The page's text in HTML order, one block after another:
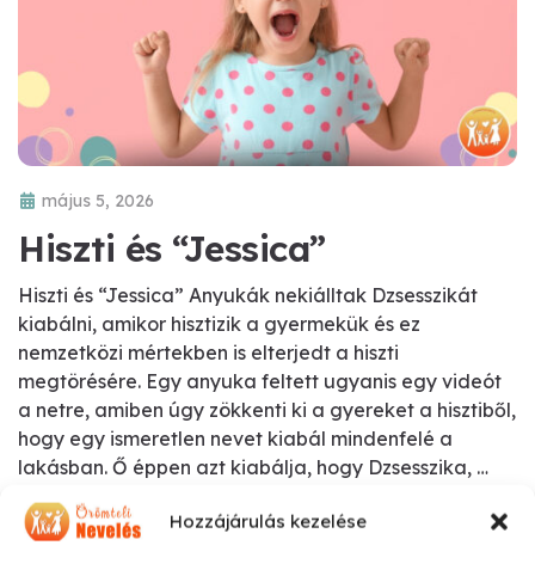
Hozzájárulás kezelése
május 5, 2026
Hiszti és “Jessica”
Hiszti és “Jessica” Anyukák nekiálltak Dzsesszikát
kiabálni, amikor hisztizik a gyermekük és ez
nemzetközi mértekben is elterjedt a hiszti
megtörésére. Egy anyuka feltett ugyanis egy videót
a netre, amiben úgy zökkenti ki a gyereket a hisztiből,
hogy egy ismeretlen nevet kiabál mindenfelé a
lakásban. Ő éppen azt kiabálja, hogy Dzsesszika, …